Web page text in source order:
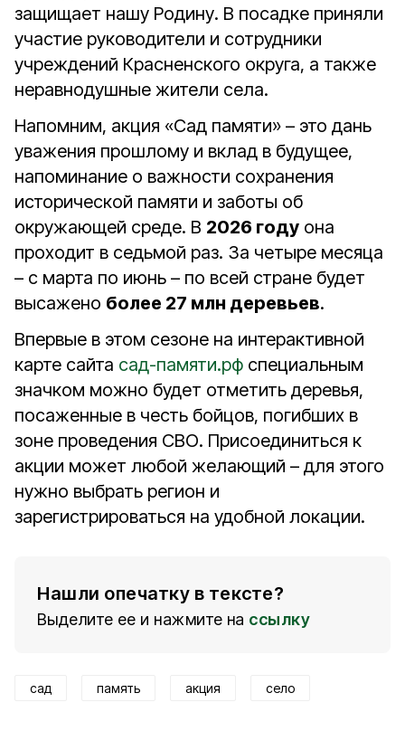
защищает нашу Родину. В посадке приняли
участие руководители и сотрудники
учреждений Красненского округа, а также
неравнодушные жители села.
Напомним, акция «Сад памяти» – это дань
уважения прошлому и вклад в будущее,
напоминание о важности сохранения
исторической памяти и заботы об
окружающей среде. В 2026 году она
проходит в седьмой раз. За четыре месяца
– с марта по июнь – по всей стране будет
высажено более 27 млн деревьев.
Впервые в этом сезоне на интерактивной
карте сайта сад-памяти.рф специальным
значком можно будет отметить деревья,
посаженные в честь бойцов, погибших в
зоне проведения СВО. Присоединиться к
акции может любой желающий – для этого
нужно выбрать регион и
зарегистрироваться на удобной локации.
Нашли опечатку в тексте?
Выделите ее и нажмите на ссылку
сад память акция село